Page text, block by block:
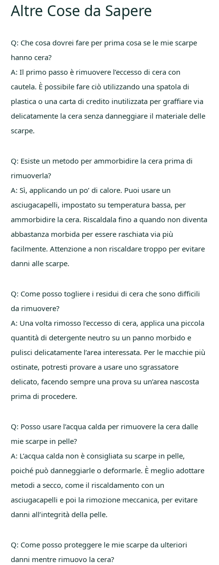
Altre Cose da Sapere
Q: Che cosa dovrei fare per prima cosa se le mie scarpe
hanno cera?
A: Il primo passo è rimuovere l’eccesso di cera con
cautela. È possibile fare ciò utilizzando una spatola di
plastica o una carta di credito inutilizzata per graffiare via
delicatamente la cera senza danneggiare il materiale delle
scarpe.
Q: Esiste un metodo per ammorbidire la cera prima di
rimuoverla?
A: Sì, applicando un po’ di calore. Puoi usare un
asciugacapelli, impostato su temperatura bassa, per
ammorbidire la cera. Riscaldala fino a quando non diventa
abbastanza morbida per essere raschiata via più
facilmente. Attenzione a non riscaldare troppo per evitare
danni alle scarpe.
Q: Come posso togliere i residui di cera che sono difficili
da rimuovere?
A: Una volta rimosso l’eccesso di cera, applica una piccola
quantità di detergente neutro su un panno morbido e
pulisci delicatamente l’area interessata. Per le macchie più
ostinate, potresti provare a usare uno sgrassatore
delicato, facendo sempre una prova su un’area nascosta
prima di procedere.
Q: Posso usare l’acqua calda per rimuovere la cera dalle
mie scarpe in pelle?
A: L’acqua calda non è consigliata su scarpe in pelle,
poiché può danneggiarle o deformarle. È meglio adottare
metodi a secco, come il riscaldamento con un
asciugacapelli e poi la rimozione meccanica, per evitare
danni all’integrità della pelle.
Q: Come posso proteggere le mie scarpe da ulteriori
danni mentre rimuovo la cera?